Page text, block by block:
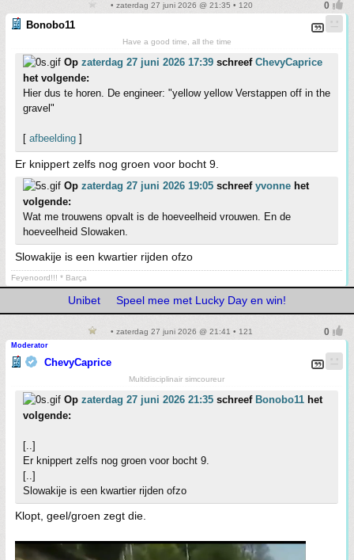
• zaterdag 27 juni 2026 @ 21:35 • 120
Bonobo11
Have a good time, all the time
Op zaterdag 27 juni 2026 17:39 schreef ChevyCaprice
het volgende:
Hier dus te horen. De engineer: "yellow yellow Verstappen off in the
gravel"
[ afbeelding ]
Er knippert zelfs nog groen voor bocht 9.
Op zaterdag 27 juni 2026 19:05 schreef yvonne het
volgende:
Wat me trouwens opvalt is de hoeveelheid vrouwen. En de
hoeveelheid Slowaken.
Slowakije is een kwartier rijden ofzo
Feyenoord!!! * Barça
Unibet Speel mee met Lucky Day en win!
• zaterdag 27 juni 2026 @ 21:41 • 121
Moderator
ChevyCaprice
Multidisciplinair simcoureur
Op zaterdag 27 juni 2026 21:35 schreef Bonobo11 het
volgende:
[..]
Er knippert zelfs nog groen voor bocht 9.
[..]
Slowakije is een kwartier rijden ofzo
Klopt, geel/groen zegt die.